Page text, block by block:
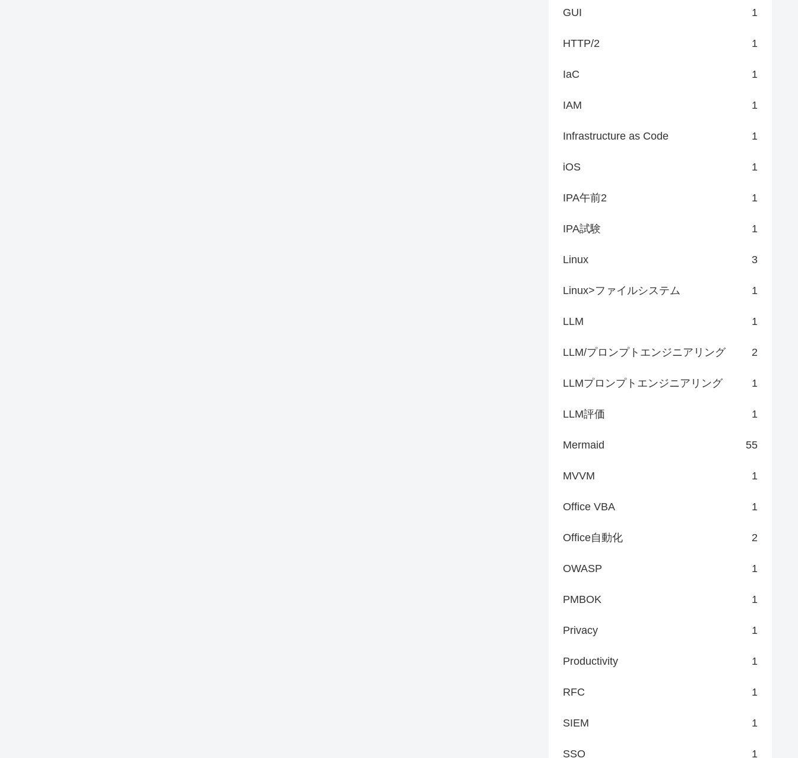
GUI 1
HTTP/2 1
IaC 1
IAM 1
Infrastructure as Code 1
iOS 1
IPA午前2 1
IPA試験 1
Linux 3
Linux>ファイルシステム 1
LLM 1
LLM/プロンプトエンジニアリング 2
LLMプロンプトエンジニアリング 1
LLM評価 1
Mermaid 55
MVVM 1
Office VBA 1
Office自動化 2
OWASP 1
PMBOK 1
Privacy 1
Productivity 1
RFC 1
SIEM 1
SSO 1